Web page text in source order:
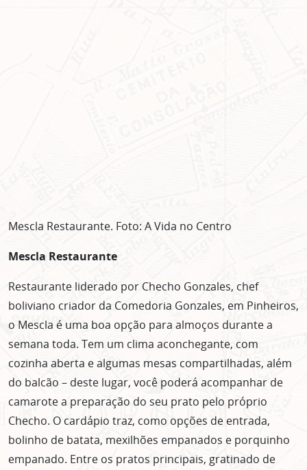
Mescla Restaurante. Foto: A Vida no Centro
Mescla Restaurante
Restaurante liderado por Checho Gonzales, chef
boliviano criador da Comedoria Gonzales, em Pinheiros,
o Mescla é uma boa opção para almoços durante a
semana toda. Tem um clima aconchegante, com
cozinha aberta e algumas mesas compartilhadas, além
do balcão – deste lugar, você poderá acompanhar de
camarote a preparação do seu prato pelo próprio
Checho. O cardápio traz, como opções de entrada,
bolinho de batata, mexilhões empanados e porquinho
empanado. Entre os pratos principais, gratinado de